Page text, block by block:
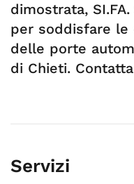
dimostrata,
per soddisfare le
delle porte
di Chieti.
Servizi